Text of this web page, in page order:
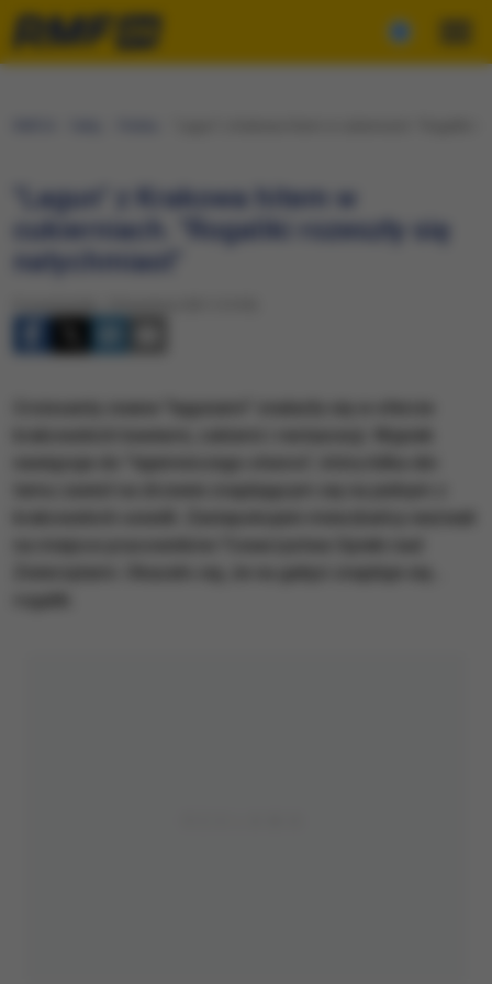
"Lagun" z Krakowa hitem w
cukierniach. "Rogaliki rozeszły się
natychmiast"